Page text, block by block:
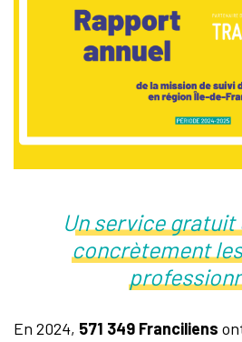
Newsletters – Entreprise
La Maison de la Reconversion
Un service gratuit
concrètement
En 2024, 571 349 Franciliens